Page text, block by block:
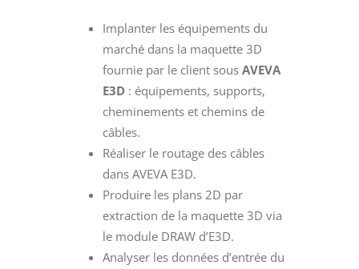
Implanter les équipements du
marché dans la maquette 3D
fournie par le client sousAVEVA
E3D : équipements, supports,
cheminements et chemins de
câbles.
Réaliser le routage des câbles
dans AVEVA E3D.
Produire les plans 2D par
extraction de la maquette 3D via
le module DRAW d’E3D.
Analyser les données d’entrée du